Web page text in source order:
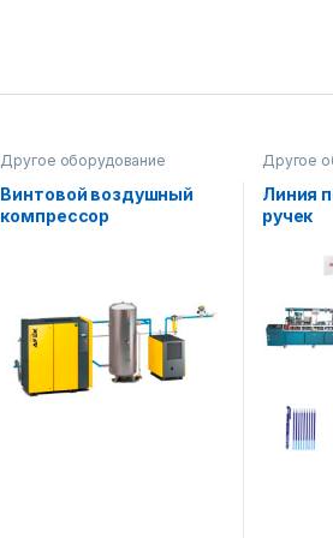
Другое оборудование
Винтовой воздушный
компрессор
Другое
Линия
ручек